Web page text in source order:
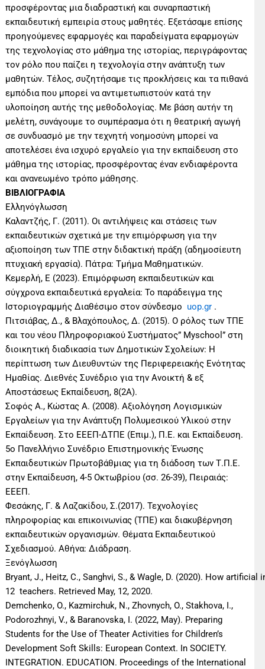
προσφέροντας μια διαδραστική και συναρπαστική
εκπαιδευτική εμπειρία στους μαθητές. Εξετάσαμε επίσης
προηγούμενες εφαρμογές και παραδείγματα εφαρμογών
της τεχνολογίας στο μάθημα της ιστορίας, περιγράφοντας
τον ρόλο που παίζει η τεχνολογία στην ανάπτυξη των
μαθητών. Τέλος, συζητήσαμε τις προκλήσεις και τα πιθανά
εμπόδια που μπορεί να αντιμετωπιστούν κατά την
υλοποίηση αυτής της μεθοδολογίας. Με βάση αυτήν τη
μελέτη, συνάγουμε το συμπέρασμα ότι η θεατρική αγωγή
σε συνδυασμό με την τεχνητή νοημοσύνη μπορεί να
αποτελέσει ένα ισχυρό εργαλείο για την εκπαίδευση στο
μάθημα της ιστορίας, προσφέροντας έναν ενδιαφέροντα
και ανανεωμένο τρόπο μάθησης.
ΒΙΒΛΙΟΓΡΑΦΙΑ
Ελληνόγλωσση
Καλαντζής, Γ. (2011). Οι αντιλήψεις και στάσεις των
εκπαιδευτικών σχετικά με την επιμόρφωση για την
αξιοποίηση των ΤΠΕ στην διδακτική πράξη (αδημοσίευτη
πτυχιακή εργασία). Πάτρα: Τμήμα Μαθηματικών.
Κεμερλή, Ε (2023). Επιμόρφωση εκπαιδευτικών και
σύγχρονα εκπαιδευτικά εργαλεία: Το παράδειγμα της
Ιστοριογραμμής Διαθέσιμο στον σύνδεσμο uop.gr .
Πιτσιάβας, Δ., & Βλαχόπουλος, Δ. (2015). Ο ρόλος των ΤΠΕ
και του νέου Πληροφοριακού Συστήματος” Myschool” στη
διοικητική διαδικασία των Δημοτικών Σχολείων: Η
περίπτωση των Διευθυντών της Περιφερειακής Ενότητας
Ημαθίας. Διεθνές Συνέδριο για την Ανοικτή & εξ
Αποστάσεως Εκπαίδευση, 8(2Α).
Σοφός Α., Κώστας Α. (2008). Αξιολόγηση Λογισμικών
Εργαλείων για την Ανάπτυξη Πολυμεσικού Υλικού στην
Εκπαίδευση. Στο ΕΕΕΠ-ΔΤΠΕ (Επιμ.), Π.Ε. και Εκπαίδευση.
5ο Πανελλήνιο Συνέδριο Επιστημονικής Ένωσης
Εκπαιδευτικών Πρωτοβάθμιας για τη διάδοση των Τ.Π.Ε.
στην Εκπαίδευση, 4-5 Οκτωβρίου (σσ. 26-39), Πειραιάς:
ΕΕΕΠ.
Φεσάκης, Γ. & Λαζακίδου, Σ.(2017). Τεχνολογίες
πληροφορίας και επικοινωνίας (ΤΠΕ) και διακυβέρνηση
εκπαιδευτικών οργανισμών. Θέματα Εκπαιδευτικού
Σχεδιασμού. Αθήνα: Διάδραση.
Ξενόγλωσση
Bryant, J., Heitz, C., Sanghvi, S., & Wagle, D. (2020). How
12 teachers. Retrieved May, 12, 2020.
Demchenko, O., Kazmirchuk, N., Zhovnych, O., Stakhova, I.,
Podorozhnyi, V., & Baranovska, I. (2022, May). Preparing
Students for the Use of Theater Activities for Children’s
Development Soft Skills: European Context. In SOCIETY.
INTEGRATION. EDUCATION. Proceedings of the International